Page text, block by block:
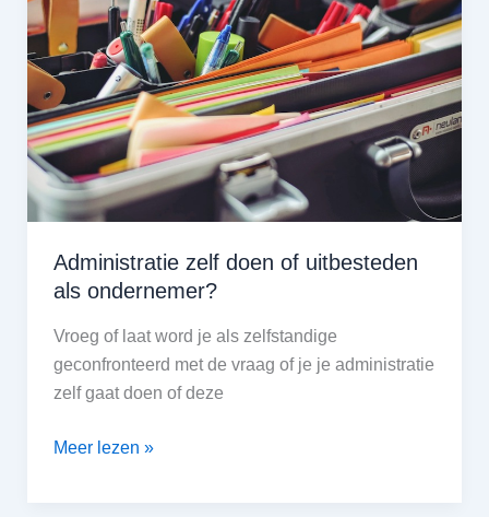
boekhoudprogramma
Administratie zelf doen of uitbesteden
als ondernemer?
Vroeg of laat word je als zelfstandige
geconfronteerd met de vraag of je je administratie
zelf gaat doen of deze
Administratie
Meer lezen »